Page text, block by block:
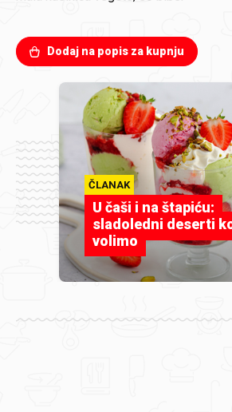
Dodaj na popis za kupnju
ČLANAK
U čaši i na štapiću:
sladoledni deserti
volimo